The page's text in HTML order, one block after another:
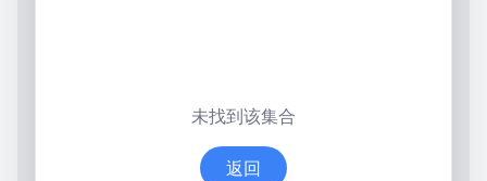
未找到该集合
返回